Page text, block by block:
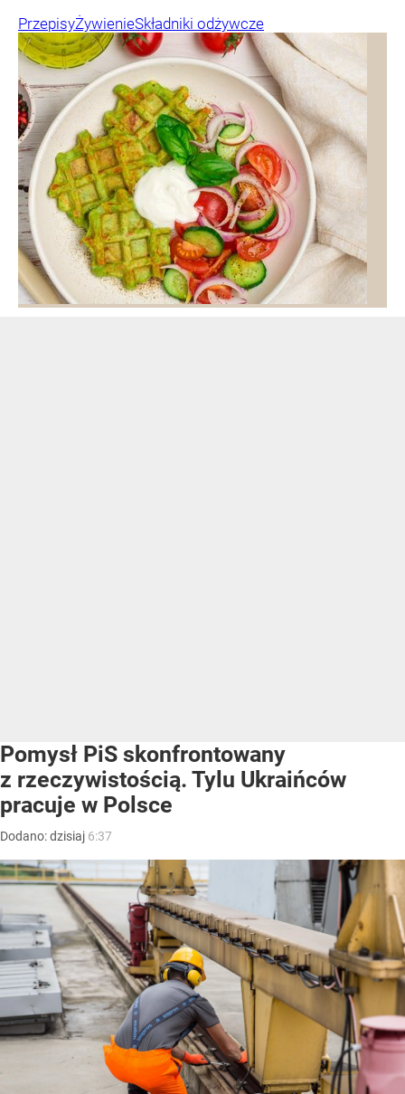
PrzepisyŻywienieSkładniki odżywcze
Pomysł PiS skonfrontowany
z rzeczywistością. Tylu Ukraińców
pracuje w Polsce
Dodano:dzisiaj 6:37